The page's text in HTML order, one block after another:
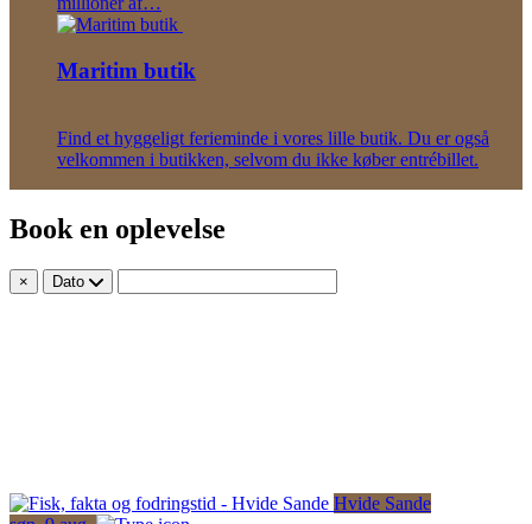
Maritim butik
Find et hyggeligt ferieminde i vores lille butik. Du er også
velkommen i butikken, selvom du ikke køber entrébillet.
Book en oplevelse
× Dato
Hvide Sande